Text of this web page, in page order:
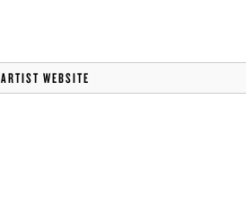
ARTIST WEBSITE